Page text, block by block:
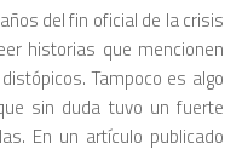
del fin oficial de la crisis
historias que mencionen
Tampoco es algo
sin duda tuvo un fuerte
En un artículo publicado